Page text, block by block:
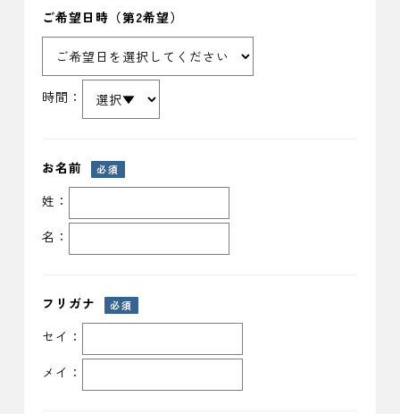
ご希望日時（第2希望）
時間：
お名前 必須
姓：
名：
フリガナ 必須
セイ：
メイ：